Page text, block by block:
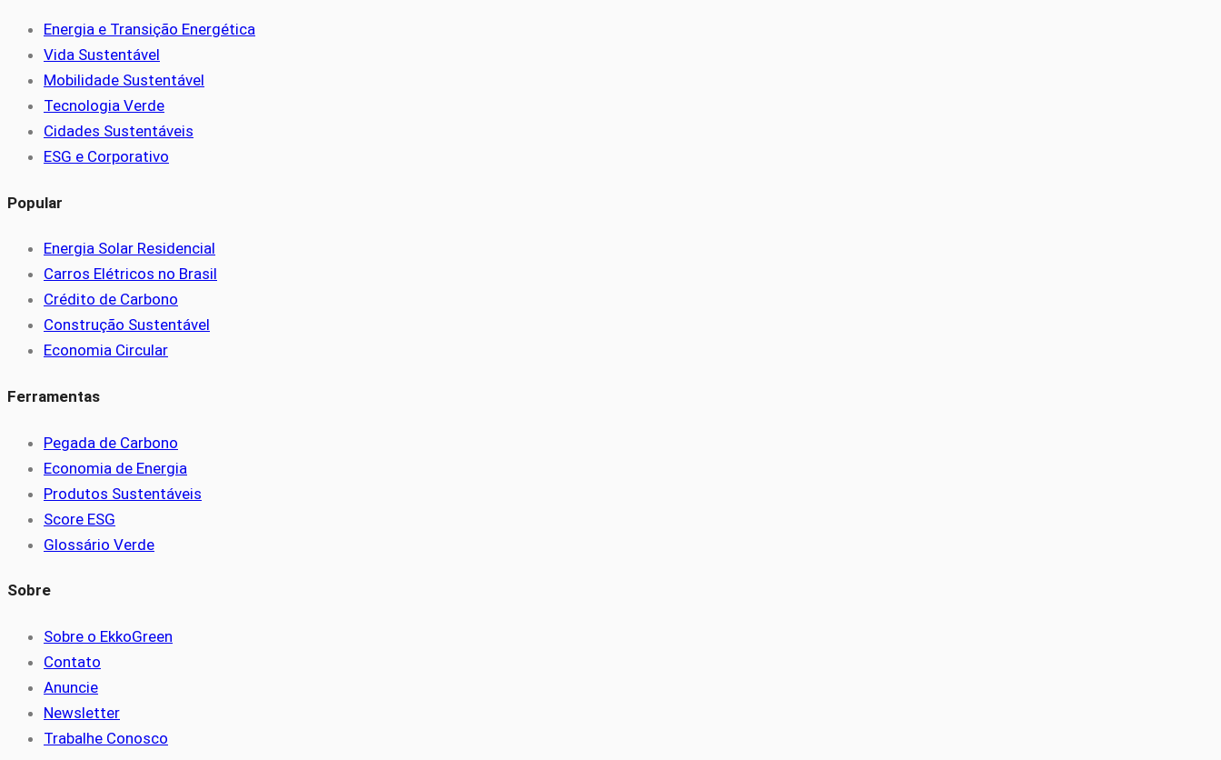
Energia e Transição Energética
Vida Sustentável
Mobilidade Sustentável
Tecnologia Verde
Cidades Sustentáveis
ESG e Corporativo
Popular
Energia Solar Residencial
Carros Elétricos no Brasil
Crédito de Carbono
Construção Sustentável
Economia Circular
Ferramentas
Pegada de Carbono
Economia de Energia
Produtos Sustentáveis
Score ESG
Glossário Verde
Sobre
Sobre o EkkoGreen
Contato
Anuncie
Newsletter
Trabalhe Conosco